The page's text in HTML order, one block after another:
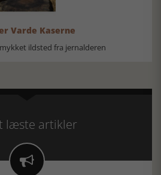
Varde Kaserne
ildsted fra jernalderen
læste artikler
